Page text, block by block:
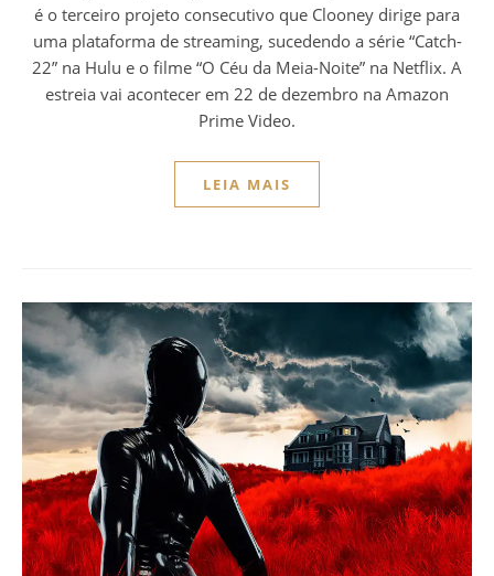
é o terceiro projeto consecutivo que Clooney dirige para
uma plataforma de streaming, sucedendo a série “Catch-
22” na Hulu e o filme “O Céu da Meia-Noite” na Netflix. A
estreia vai acontecer em 22 de dezembro na Amazon
Prime Video.
LEIA MAIS